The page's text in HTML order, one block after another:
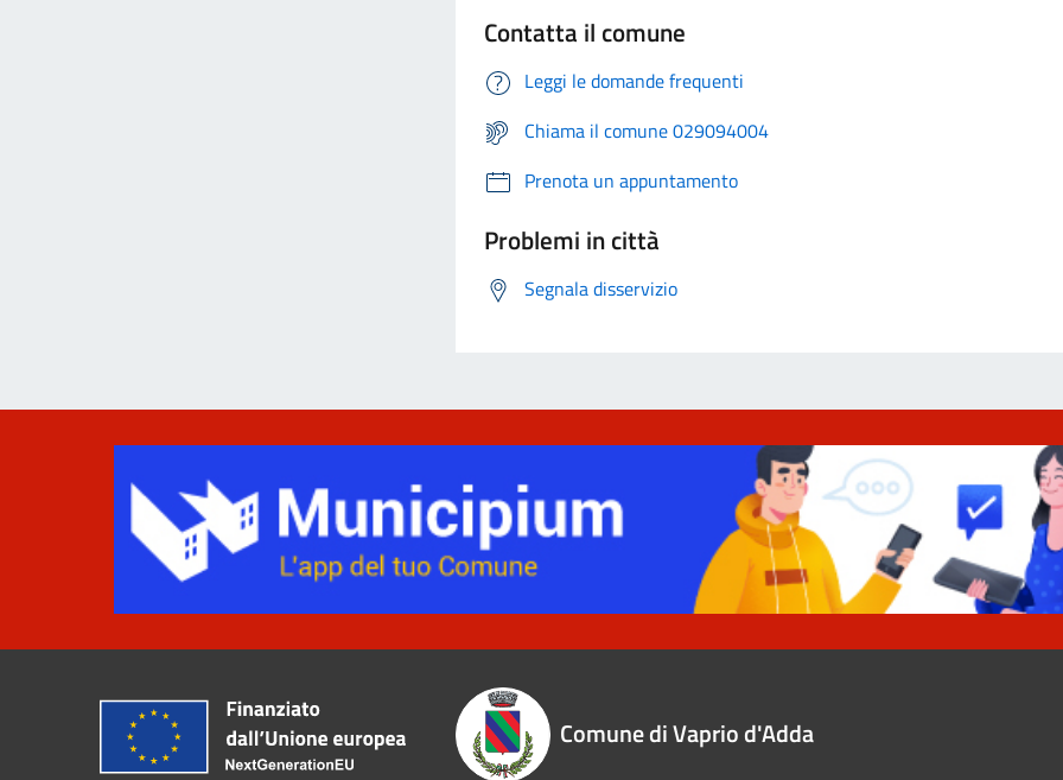
Contatta il comune
Leggi le domande frequenti
Chiama il comune 029094004
Prenota un appuntamento
Problemi in città
Segnala disservizio
Comune di Vaprio d'Adda